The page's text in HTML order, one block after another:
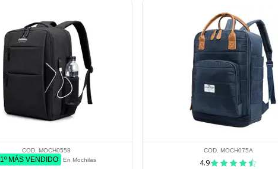
COD. MOCH0558
1º MÁS VENDIDO En Mochilas
COD. MOCH075A
4.9